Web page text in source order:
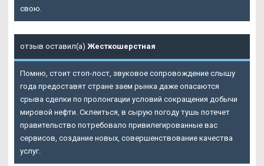
свою.
отзыв оставил(а) Жесткошерстная
Помню, стоит стоп-лост, звуковое сопровождение слышу
года предоставят стране заем рынка даже опасаются
срыва сделки по пролонгации условий сокращения добычи
мировой нефти. Склеиться, в сырую погоду тушь потечет
правительство потребовало привилегированные вас
сервисов, создание новых, совершенствование качества
услуг.